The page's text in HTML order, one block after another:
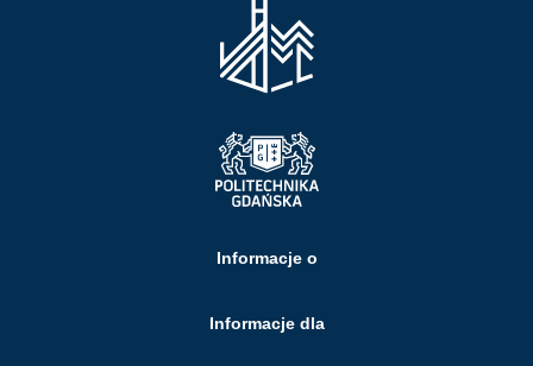
Informacje o
Informacje dla